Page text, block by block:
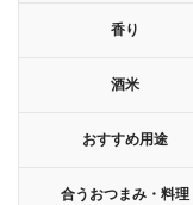
香り
酒米
おすすめ用途
合うおつまみ・料理